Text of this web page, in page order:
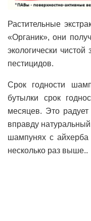
Растительные
«Органик», они
экологически
пестицидов.
Срок годности
бутылки срок
месяцев. Это
вправду
шампунях с айхерба
несколько раз выше..